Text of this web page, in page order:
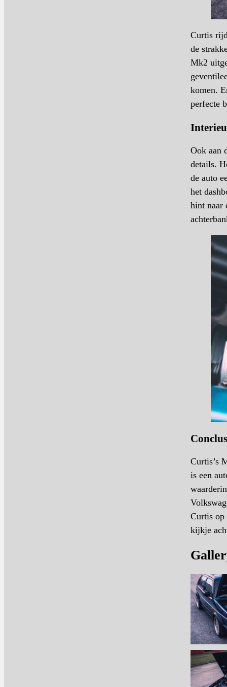
Curtis
de
Mk2
komen.
perfecte
Ook aan
details.
de auto
het
hint naar
Curtis’s
is een
Curtis
kijkje